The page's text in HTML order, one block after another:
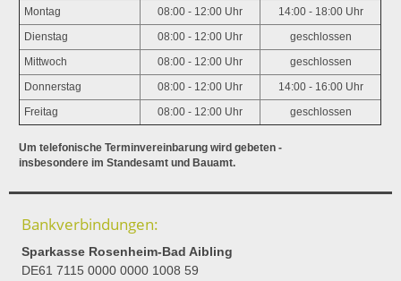
Montag 08:00 - 12:00 Uhr 14:00 - 18:00 Uhr
Dienstag 08:00 - 12:00 Uhr geschlossen
Mittwoch 08:00 - 12:00 Uhr geschlossen
Donnerstag 08:00 - 12:00 Uhr 14:00 - 16:00 Uhr
Freitag 08:00 - 12:00 Uhr geschlossen
Um telefonische Terminvereinbarung wird gebeten -
insbesondere im Standesamt und Bauamt.
Bankverbindungen:
Sparkasse Rosenheim-Bad Aibling
DE61 7115 0000 0000 1008 59